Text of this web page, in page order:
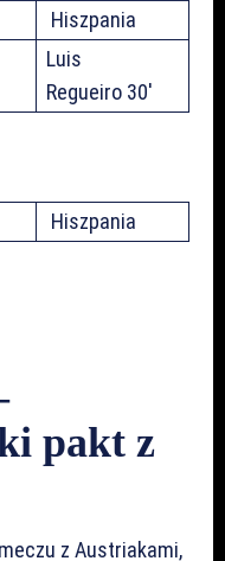
Hiszpania
Luis
Regueiro 30′
Hiszpania
pakt z
z Austriakami,